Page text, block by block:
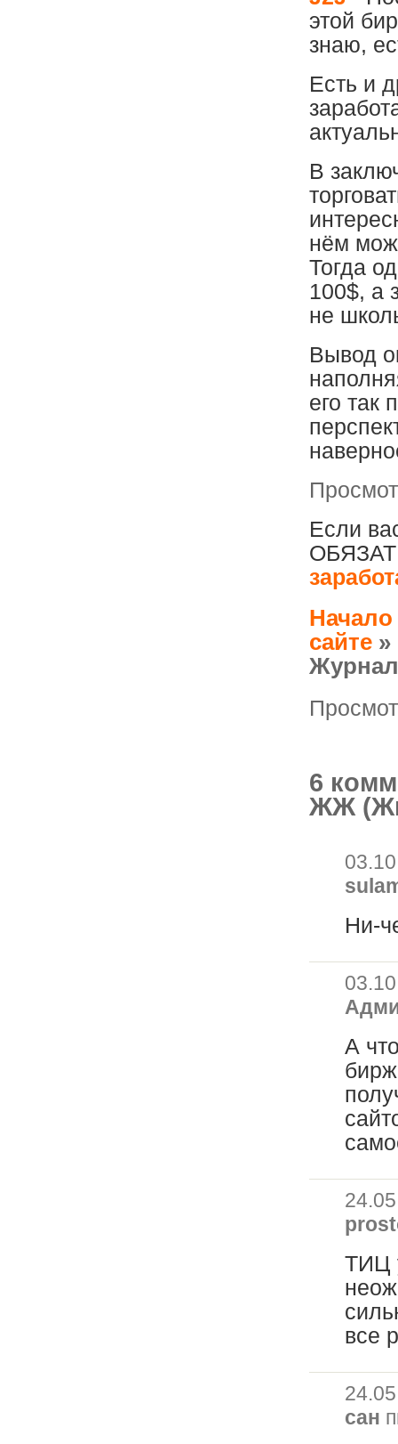
этой
знаю,
Есть и
В
нём
Тогда
100$, а
не
Вывод
его так
Если
Начало
сайте »
6
ЖЖ
Ни-
А
ТИЦ
все
сан